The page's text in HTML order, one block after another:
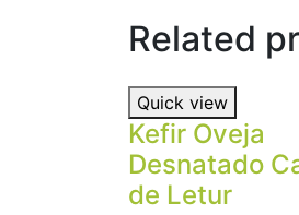
Related
Quick view
Kefir Oveja
Desnatado
de Letur